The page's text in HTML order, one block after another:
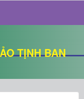
TỊNH BAN